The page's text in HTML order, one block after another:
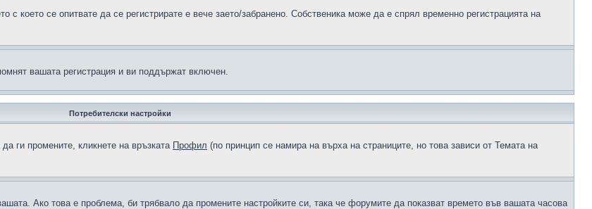
се опитвате да се регистрирате е вече заето/забранено. Собственика може да е спрял временно регистрацията на
вашата регистрация и ви поддържат включен.
Потребителски настройки
ги промените, кликнете на връзката Профил (по принцип се намира на върха на страниците, но това зависи от Темата на
Ако това е проблема, би трябвало да промените настройките си, така че форумите да показват времето във вашата часова